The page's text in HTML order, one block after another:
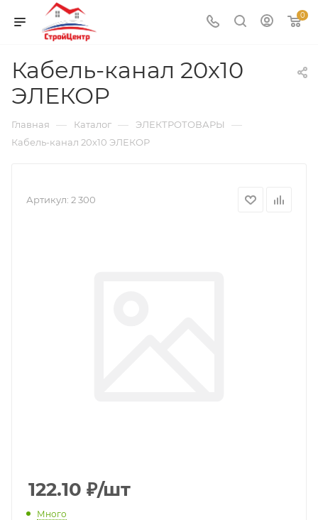
0
Кабель-канал 20х10
ЭЛЕКОР
Главная — Каталог — ЭЛЕКТРОТОВАРЫ —
Кабель-канал 20х10 ЭЛЕКОР
Артикул: 2 300
122.10 ₽/шт
Много